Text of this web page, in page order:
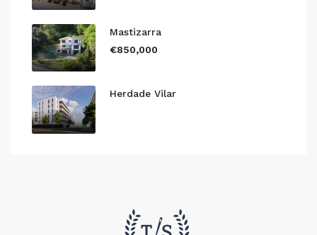
Mastizarra
€850,000
Herdade Vilar